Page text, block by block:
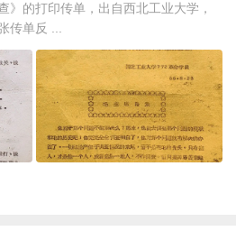
》的打印传单，出自西北工业大学，
传单反 ...